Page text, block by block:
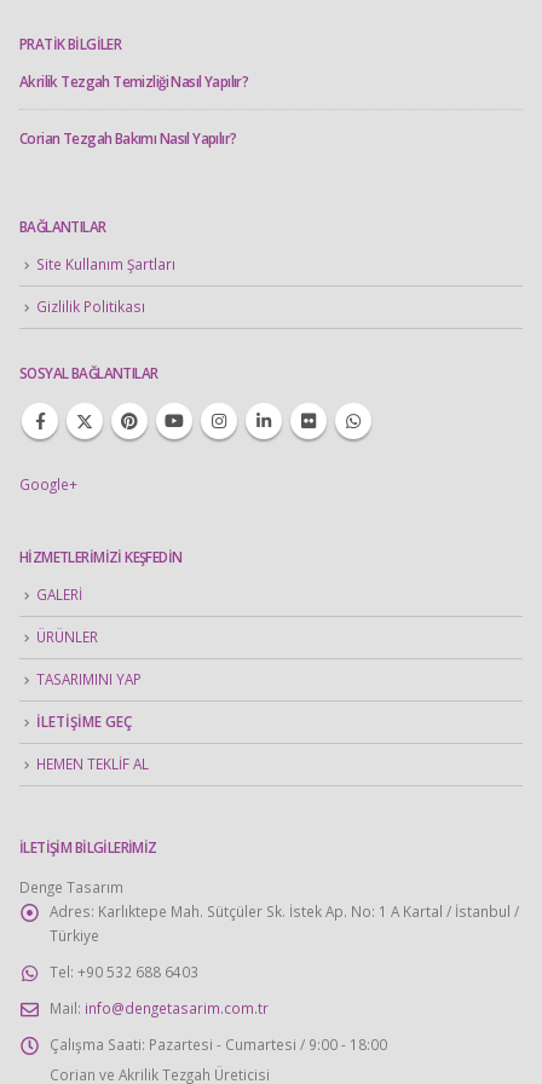
PRATİK BİLGİLER
Akrilik Tezgah Temizliği Nasıl Yapılır?
Corian Tezgah Bakımı Nasıl Yapılır?
BAĞLANTILAR
Site Kullanım Şartları
Gizlilik Politikası
SOSYAL BAĞLANTILAR
Google+
HIZMETLERIMIZI KEŞFEDIN
GALERİ
ÜRÜNLER
TASARIMINI YAP
İLETİŞİME GEÇ
HEMEN TEKLİF AL
İLETİŞİM BİLGİLERİMİZ
Denge Tasarım
Adres: Karlıktepe Mah. Sütçüler Sk. İstek Ap. No: 1 A Kartal / İstanbul /
Türkiye
Tel: +90 532 688 6403
Mail: info@dengetasarim.com.tr
Çalışma Saati: Pazartesi - Cumartesi / 9:00 - 18:00
Corian ve Akrilik Tezgah Üreticisi